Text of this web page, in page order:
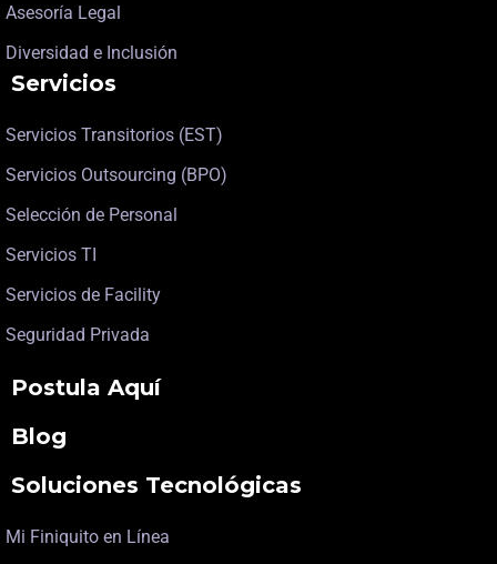
Asesoría Legal
Diversidad e Inclusión
Servicios
Servicios Transitorios (EST)
Servicios Outsourcing (BPO)
Selección de Personal
Servicios TI
Servicios de Facility
Seguridad Privada
Postula Aquí
Blog
Soluciones Tecnológicas
Mi Finiquito en Línea